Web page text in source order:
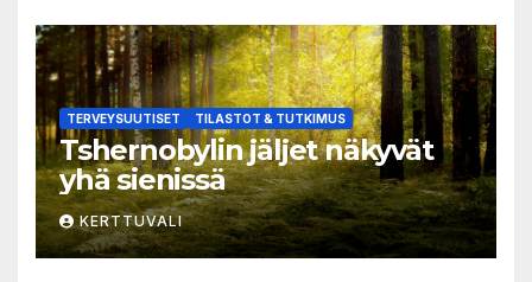
TERVEYSUUTISET TILASTOT & TUTKIMUS
Tshernobylin jäljet näkyvät
yhä sienissä
KERTTUVALI